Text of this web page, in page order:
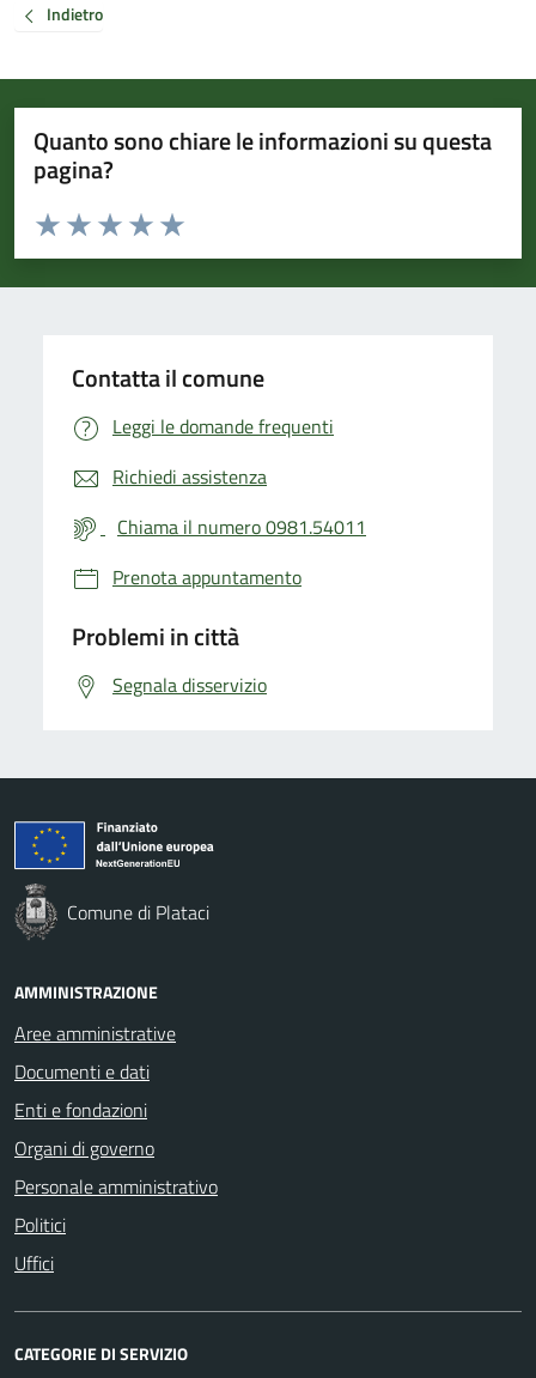
Indietro
Quanto sono chiare le informazioni su questa
pagina?
Valuta da 1 a 5 stelle la pagina
Valuta 5 stelle su 5
Valuta 4 stelle su 5
Valuta 3 stelle su 5
Valuta 2 stelle su 5
Valuta 1 stelle su 5
Contatta il comune
Leggi le domande frequenti
Richiedi assistenza
Chiama il numero 0981.54011
Prenota appuntamento
Problemi in città
Segnala disservizio
Comune di Plataci
AMMINISTRAZIONE
Aree amministrative
Documenti e dati
Enti e fondazioni
Organi di governo
Personale amministrativo
Politici
Uffici
CATEGORIE DI SERVIZIO